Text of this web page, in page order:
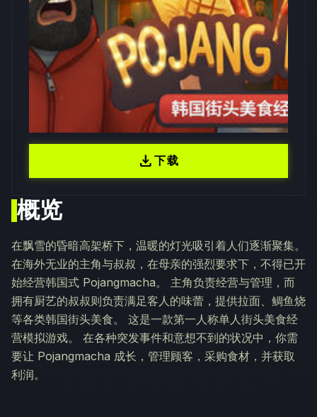
概览
在飘雪的昏暗高架桥下，温暖的灯光吸引着人们逐渐聚集。
在海外无业的主角与叔叔，在母亲的强烈要求下，不得已开
始经营韩国式 Pojangmacha。 主角负责经营与管理，而
拥有厨艺的叔叔则负责满足客人的味蕾，提供拉面、鲷鱼烧
等各类韩国街头美食。 这是一款第一人称单人街头美食经
营模拟游戏。 在各种突发事件和意想不到的状况中，你需
要让 Pojangmacha 成长，管理顾客，采购食材，并获取
利润。
download下载